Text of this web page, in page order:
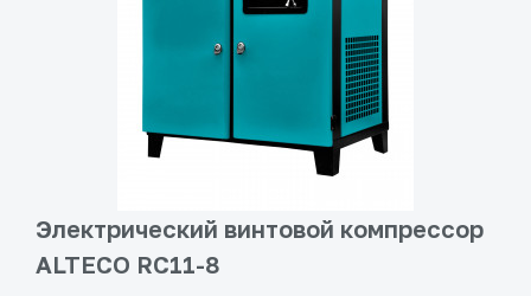
Электрический винтовой компрессор
ALTECO RC11-8